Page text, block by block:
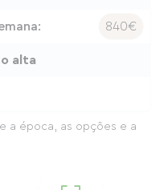
840€
alta
a época, as opções e a